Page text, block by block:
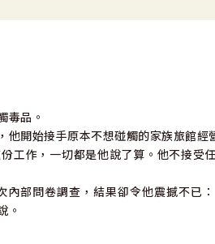
毒品。
開始接手原本不想碰觸的家族旅館經
工作，一切都是他說了算。他不接受
部問卷調查，結果卻令他震撼不已
。